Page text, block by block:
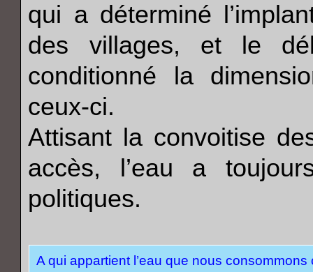
qui a déterminé
des villages, et le
conditionné la
ceux-ci.
Attisant la convoitise
accès, l’eau a
politiques.
A qui appartient l’eau que nous